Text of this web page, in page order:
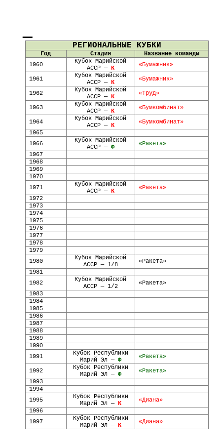
РЕГИОНАЛЬНЫЕ КУБКИ
Год Стадия
Название команды
1960
Кубок Марийской
АССР — К «Бумажник»
1961
Кубок Марийской
АССР — К «Бумажник»
1962
Кубок Марийской
АССР — К «Труд»
1963
Кубок Марийской
АССР — К «Бумкомбинат»
1964
Кубок Марийской
АССР — К
«Бумкомбинат»
1965
1966
Кубок Марийской
АССР — Ф
«Ракета»
1967
1968
1969
1970
1971
Кубок Марийской
АССР — К
«Ракета»
1972
1973
1974
1975
1976
1977
1978
1979
1980
Кубок Марийской
АССР — 1/8
«Ракета»
1981
1982
Кубок Марийской
АССР — 1/2
«Ракета»
1983
1984
1985
1986
1987
1988
1989
1990
1991
Кубок Республики
Марий Эл — Ф «Ракета»
1992
Кубок Республики
Марий Эл — Ф
«Ракета»
1993
1994
1995
Кубок Республики
Марий Эл — К
«Диана»
1996
1997
Кубок Республики
Марий Эл — К «Диана»